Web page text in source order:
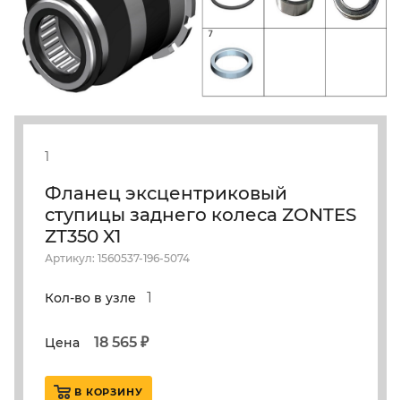
1
Фланец эксцентриковый
ступицы заднего колеса ZONTES
ZT350 X1
Артикул: 1560537-196-5074
Кол-во в узле 1
Цена 18 565 ₽
В КОРЗИНУ